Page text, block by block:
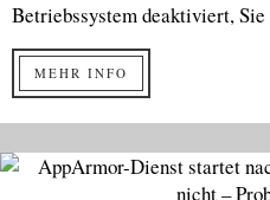
Betriebssystem deaktiviert,
MEHR INFO